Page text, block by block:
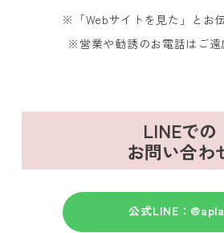
※「Webサイトを見た」とお
※営業や勧誘のお電話はご遠
LINEでの
お問い合わ
公式LINE：